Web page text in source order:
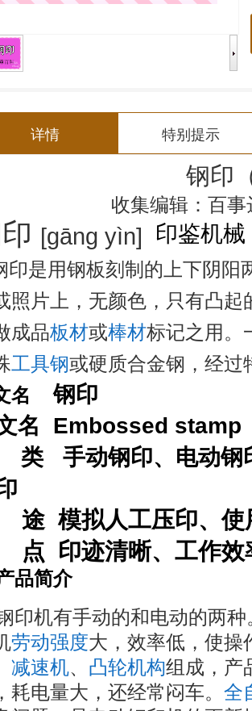
详情 特别提示
钢印
收集编辑： 百
[gāng yìn] 印鉴机械
印是用钢板刻制的上下阴阳
照片上，无颜色，只有凸
成品板材或棒材标记之用。
工具钢或硬质合金钢，经过
名钢印
名 Embossed stamp
手动钢印、电动钢
途 模拟人工压印、使
点 印迹清晰、工作效
品简介
印机有手动的和电动的两
劳动强度大，效率低，使
减速机、 凸轮机构组成，产
耗电量大，还经常闷车。 全